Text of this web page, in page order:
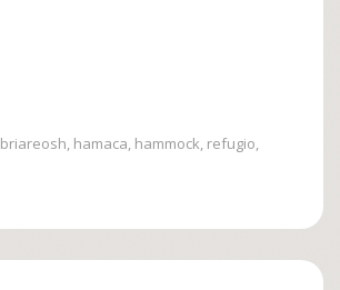
briareosh, hamaca, hammock, refugio,